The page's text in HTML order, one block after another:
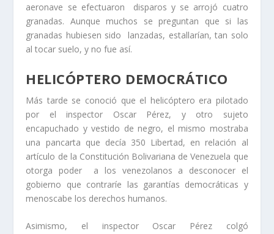
aeronave se efectuaron disparos y se arrojó cuatro
granadas. Aunque muchos se preguntan que si las
granadas hubiesen sido lanzadas, estallarían, tan solo
al tocar suelo, y no fue así.
HELICÓPTERO DEMOCRÁTICO
Más tarde se conoció que el helicóptero era pilotado
por el inspector Oscar Pérez, y otro sujeto
encapuchado y vestido de negro, el mismo mostraba
una pancarta que decía 350 Libertad, en relación al
artículo de la Constitución Bolivariana de Venezuela que
otorga poder a los venezolanos a desconocer el
gobierno que contraríe las garantías democráticas y
menoscabe los derechos humanos.
Asimismo, el inspector Oscar Pérez colgó